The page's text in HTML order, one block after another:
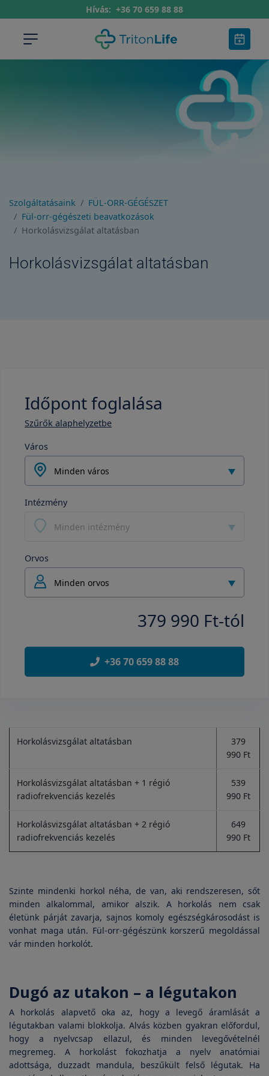
Hívás: +36 70 659 88 88
Szolgáltatásaink
FÜL-ORR-GÉGÉSZET
Fül-orr-gégészeti beavatkozások
Horkolásvizsgálat altatásban
Horkolásvizsgálat altatásban
Időpont foglalása
Szűrők alaphelyzetbe
Város
Minden város
Intézmény
Minden intézmény
Orvos
Minden orvos
379 990 Ft-tól
+36 70 659 88 88
Horkolásvizsgálat altatásban
379
990 Ft
Horkolásvizsgálat altatásban + 1 régió
radiofrekvenciás kezelés
539
990 Ft
Horkolásvizsgálat altatásban + 2 régió
radiofrekvenciás kezelés
649
990 Ft
Szinte mindenki horkol néha, de van, aki rendszeresen, sőt
minden alkalommal, amikor alszik. A horkolás nem csak
életünk párját zavarja, sajnos komoly egészségkárosodást is
vonhat maga után. Fül-orr-gégészünk korszerű megoldással
vár minden horkolót.
Dugó az utakon – a légutakon
A horkolás alapvető oka az, hogy a levegő áramlását a
légutakban valami blokkolja. Alvás közben gyakran előfordul,
hogy a nyelvcsap ellazul, és minden levegővételnél
megremeg. A horkolást fokozhatja a nyelv anatómiai
adottsága, duzzadt mandula, beszűkült felső légutak. Ha